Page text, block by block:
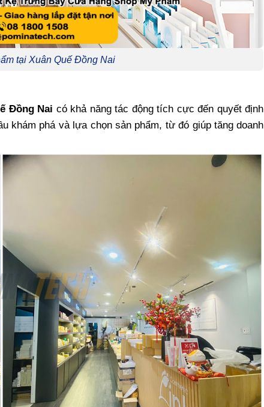
tại Xuân Quế Đồng Nai
Đồng Nai có khả năng tác động tích cực đến quyết định
khám phá và lựa chọn sản phẩm, từ đó giúp tăng doanh